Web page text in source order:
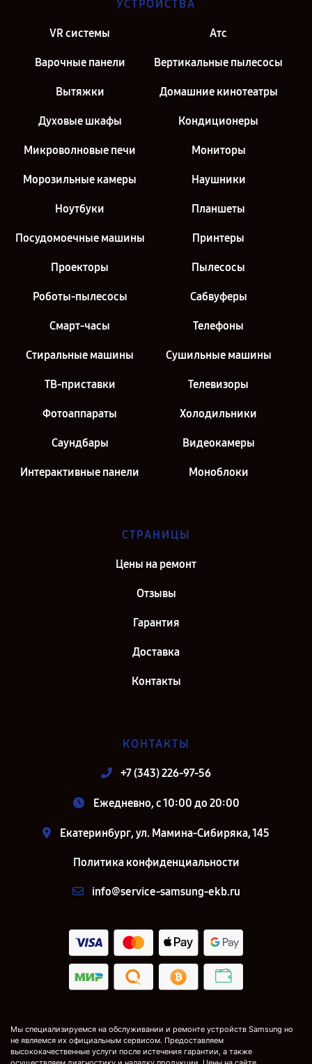
УСТРОЙСТВА
VR системы Атс
Варочные панели Вертикальные пылесосы
Вытяжки Домашние кинотеатры
Духовые шкафы Кондиционеры
Микроволновые печи Мониторы
Морозильные камеры Наушники
Ноутбуки Планшеты
Посудомоечные машины Принтеры
Проекторы Пылесосы
Роботы-пылесосы Сабвуферы
Смарт-часы Телефоны
Стиральные машины Сушильные машины
ТВ-приставки Телевизоры
Фотоаппараты Холодильники
Саундбары Видеокамеры
Интерактивные панели Моноблоки
СТРАНИЦЫ
Цены на ремонт
Отзывы
Гарантия
Доставка
Контакты
КОНТАКТЫ
+7 (343) 226-97-56
Ежедневно, с 10:00 до 20:00
Екатеринбург, ул. Мамина-Сибиряка, 145
Политика конфиденциальности
info@service-samsung-ekb.ru
Мы специализируемся на обслуживании и ремонте устройств Samsung но
не являемся их официальным сервисом. Предоставляем
высококачественные услуги после истечения гарантии, а также